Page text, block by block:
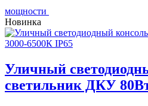
мощности
Новинка
Уличный
светильник ДКУ